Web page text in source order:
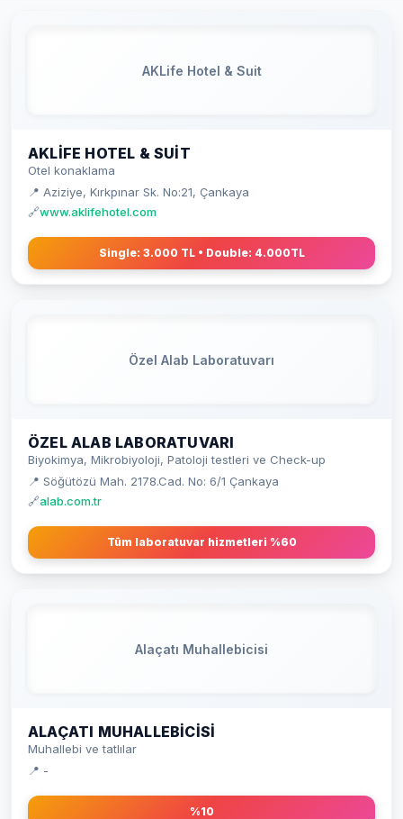
AKLife Hotel & Suit
AKLIFE HOTEL & SUIT
Otel konaklama
📍 Aziziye, Kırkpınar Sk. No:21, Çankaya
🔗www.aklifehotel.com
Single: 3.000 TL • Double: 4.000TL
Özel Alab Laboratuvarı
ÖZEL ALAB LABORATUVARI
Biyokimya, Mikrobiyoloji, Patoloji testleri ve Check-up
📍 Söğütözü Mah. 2178.Cad. No: 6/1 Çankaya
🔗alab.com.tr
Tüm laboratuvar hizmetleri %60
Alaçatı Muhallebicisi
ALAÇATI MUHALLEBICISI
Muhallebi ve tatlılar
📍 -
%10